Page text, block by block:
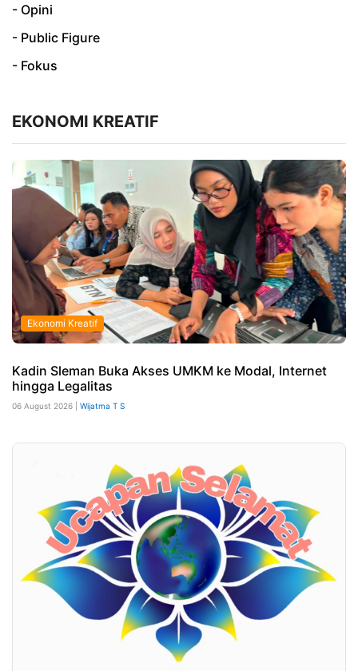
- Opini
- Public Figure
- Fokus
EKONOMI KREATIF
Ekonomi Kreatif
Kadin Sleman Buka Akses UMKM ke Modal, Internet
hingga Legalitas
06 August 2026 | Wijatma T S